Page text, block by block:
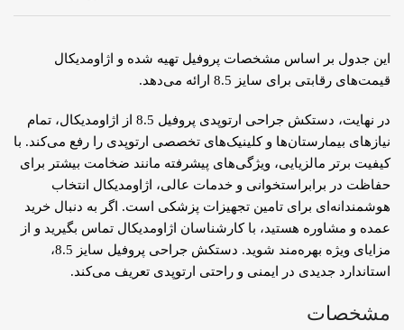
این جدول بر اساس مشخصات پروفیل تهیه شده و اژاومدیکال
قیمت‌های رقابتی برای سایز 8.5 ارائه می‌دهد.
در نهایت، دستکش جراحی ارتوپدی پروفیل 8.5 از اژاومدیکال، تمام
نیازهای بیمارستان‌ها و کلینیک‌های تخصصی ارتوپدی را رفع می‌کند. با
کیفیت برتر مالزیایی، ویژگی‌های پیشرفته مانند ضخامت بیشتر برای
حفاظت در برابراستخوانی و خدمات عالی، اژاومدیکال انتخاب
هوشمندانه‌ای برای تامین تجهیزات پزشکی است. اگر به دنبال خرید
عمده و مشاوره هستید، با کارشناسان اژاومدیکال تماس بگیرید و از
مزایای ویژه بهره‌مند شوید. دستکش جراحی پروفیل سایز 8.5،
استاندارد جدیدی در ایمنی و راحتی ارتوپدی تعریف می‌کند.
مشخصات